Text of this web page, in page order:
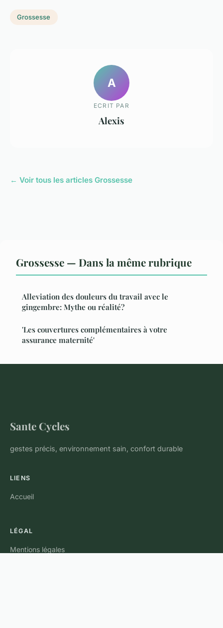
Grossesse
A
ECRIT PAR
Alexis
← Voir tous les articles Grossesse
Grossesse — Dans la même rubrique
Alleviation des douleurs du travail avec le
gingembre: Mythe ou réalité?
'Les couvertures complémentaires à votre
assurance maternité'
Sante Cycles
gestes précis, environnement sain, confort durable
LIENS
Accueil
LÉGAL
Mentions légales